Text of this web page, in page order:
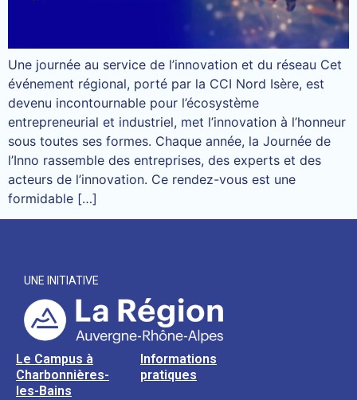
Une journée au service de l’innovation et du réseau Cet
événement régional, porté par la CCI Nord Isère, est
devenu incontournable pour l’écosystème
entrepreneurial et industriel, met l’innovation à l’honneur
sous toutes ses formes. Chaque année, la Journée de
l’Inno rassemble des entreprises, des experts et des
acteurs de l’innovation. Ce rendez-vous est une
formidable […]
UNE INITIATIVE
Le Campus à
Charbonnières-
les-Bains
Informations
pratiques